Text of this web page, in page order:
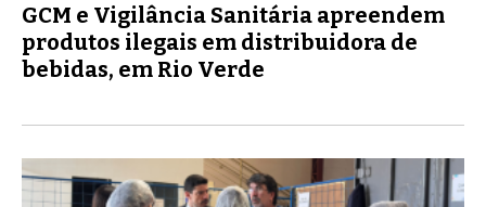
GCM e Vigilância Sanitária apreendem
produtos ilegais em distribuidora de
bebidas, em Rio Verde